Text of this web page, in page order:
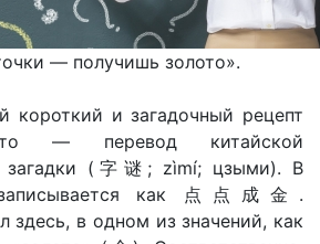
— получишь золото».
короткий и загадочный рецепт
— перевод китайской
загадки (字谜; zìmí; цзыми). В
как 点点成金.
здесь, в одном из значений, как